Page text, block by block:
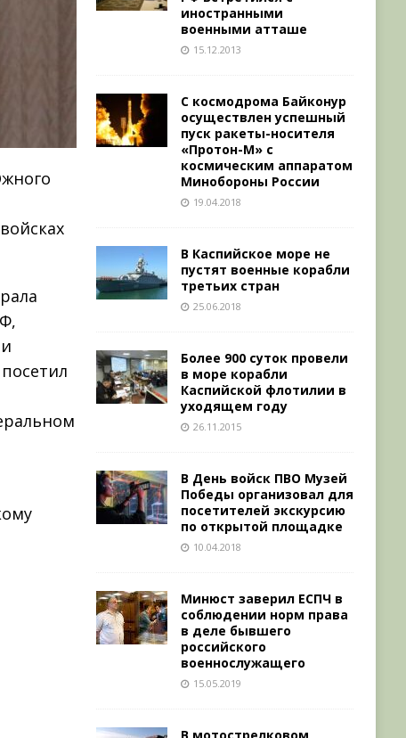
иностранными
военными атташе
15.12.2013
С космодрома Байконур
осуществлен успешный
пуск ракеты-носителя
«Протон-М» с
космическим аппаратом
Минобороны России
19.04.2018
В Каспийское море не
пустят военные корабли
третьих стран
25.06.2018
Более 900 суток провели
в море корабли
Каспийской флотилии в
уходящем году
26.11.2015
В День войск ПВО Музей
Победы организовал для
посетителей экскурсию
по открытой площадке
10.04.2018
Минюст заверил ЕСПЧ в
соблюдении норм права
в деле бывшего
российского
военнослужащего
15.05.2019